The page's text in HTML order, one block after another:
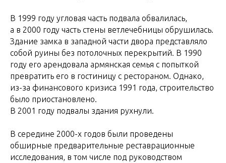
В 1999 году угловая часть подвала обвалилась,
а в 2000 году часть стены ветлечебницы обрушилась.
Здание замка в западной части двора представляло
собой руины без потолочных перекрытий. В 1990
году его арендовала армянская семья с попыткой
превратить его в гостиницу с рестораном. Однако,
из-за финансового кризиса 1991 года, строительство
было приостановлено.
В 2001 году подвалы здания рухнули.
В середине 2000-х годов были проведены
обширные предварительные реставрационные
исследования, в том числе под руководством